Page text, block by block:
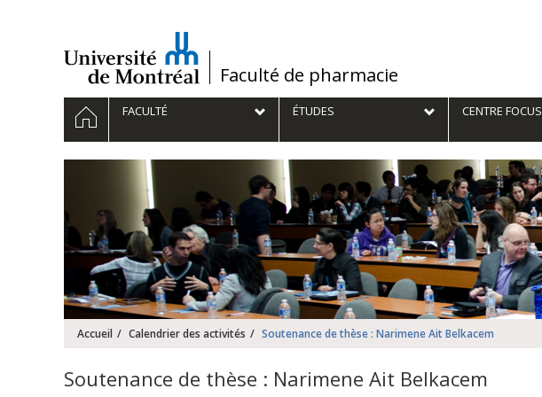
/Faculté de pharmacie
Navigation
principale
ACCUEILFACULTÉ ÉTUDES CENTRE FOCUS
Accueil Calendrier des activités Soutenance de thèse : Narimene Ait Belkacem
Soutenance de thèse : Narimene Ait Belkacem